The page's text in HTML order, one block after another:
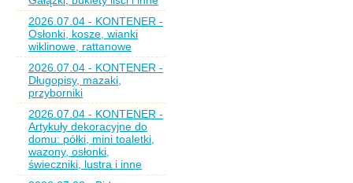
2026.07.04 - KONTENER -
Osłonki, kosze, wianki
wiklinowe, rattanowe
2026.07.04 - KONTENER -
Długopisy, mazaki,
przyborniki
2026.07.04 - KONTENER -
Artykuły dekoracyjne do
domu: półki, mini toaletki,
wazony, osłonki,
świeczniki, lustra i inne